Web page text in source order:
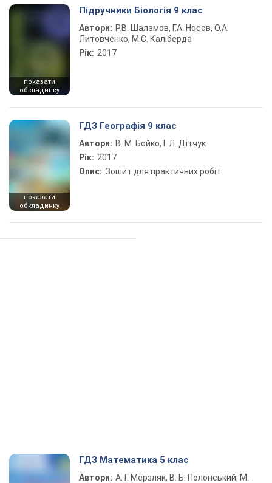
показати
обкладинку
Підручники Біологія 9 клас
Автори: Р.В. Шаламов, Г.А. Носов, О.А.
Литовченко, М.С. Каліберда
Рік: 2017
показати
обкладинку
ГДЗ Географія 9 клас
Автори: В. М. Бойко, І. Л. Дітчук
Рік: 2017
Опис: Зошит для практичних робіт
ГДЗ Математика 5 клас
Автори: А. Г. Мерзляк, В. Б. Полонський, М.